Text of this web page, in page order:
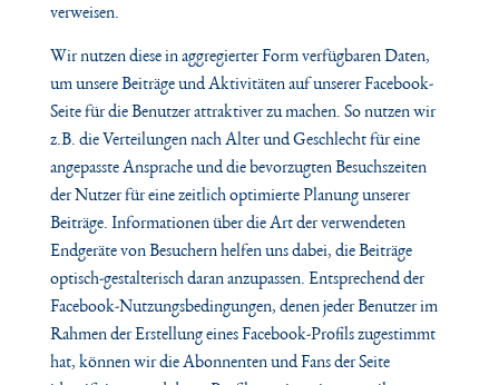
verweisen.
Wir nutzen diese in aggregierter Form verfügbaren Daten,
um unsere Beiträge und Aktivitäten auf unserer Facebook-
Seite für die Benutzer attraktiver zu machen. So nutzen wir
z.B. die Verteilungen nach Alter und Geschlecht für eine
angepasste Ansprache und die bevorzugten Besuchszeiten
der Nutzer für eine zeitlich optimierte Planung unserer
Beiträge. Informationen über die Art der verwendeten
Endgeräte von Besuchern helfen uns dabei, die Beiträge
optisch-gestalterisch daran anzupassen. Entsprechend der
Facebook-Nutzungsbedingungen, denen jeder Benutzer im
Rahmen der Erstellung eines Facebook-Profils zugestimmt
hat, können wir die Abonnenten und Fans der Seite